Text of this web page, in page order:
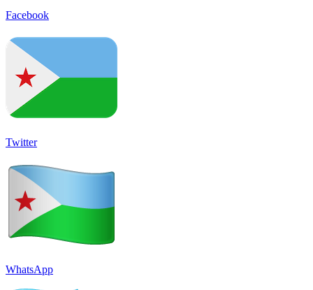
Facebook
Twitter
WhatsApp